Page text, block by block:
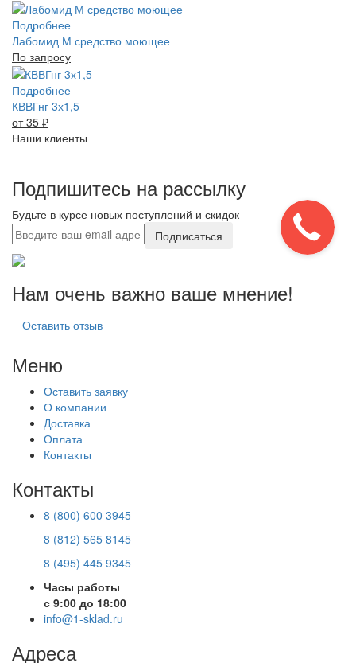
Подробнее
Лабомид М средство моющее
По запросу
Подробнее
КВВГнг 3х1,5
от 35 ₽
Наши клиенты
Подпишитесь на рассылку
Будьте в курсе новых поступлений и скидок
Подписаться
Нам очень важно ваше мнение!
Оставить отзыв
Меню
Оставить заявку
О компании
Доставка
Оплата
Контакты
Контакты
8 (800) 600 3945
8 (812) 565 8145
8 (495) 445 9345
Часы работы
с 9:00 до 18:00
info@1-sklad.ru
Адреса